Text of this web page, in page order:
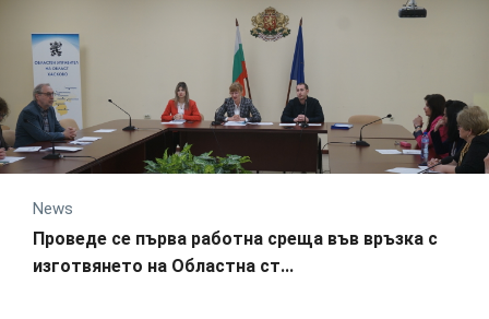
News
Проведе се първа работна среща във връзка с
изготвянето на Областна ст...